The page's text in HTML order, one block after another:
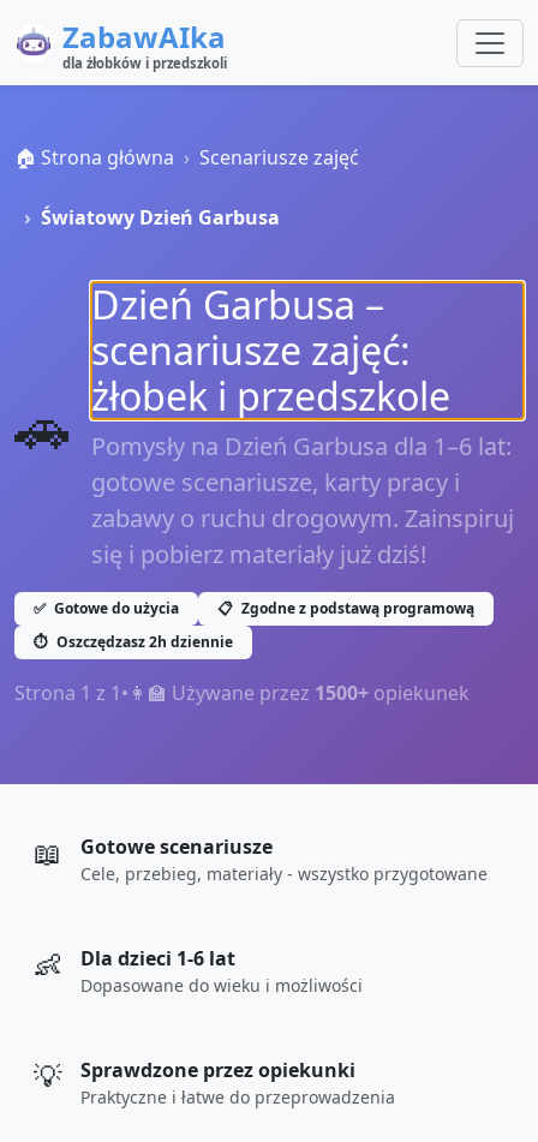
ZabawAIka
dla żłobków i przedszkoli
🏠 Strona główna Scenariusze zajęć
Światowy Dzień Garbusa
🚗
Dzień Garbusa –
scenariusze zajęć:
żłobek i przedszkole
Pomysły na Dzień Garbusa dla 1–6 lat:
gotowe scenariusze, karty pracy i
zabawy o ruchu drogowym. Zainspiruj
się i pobierz materiały już dziś!
✅ Gotowe do użycia 📋 Zgodne z podstawą programową
⏱️ Oszczędzasz 2h dziennie
Strona 1 z 1• 👩‍🏫 Używane przez 1500+ opiekunek
📖 Gotowe scenariusze
Cele, przebieg, materiały - wszystko przygotowane
👶 Dla dzieci 1-6 lat
Dopasowane do wieku i możliwości
💡 Sprawdzone przez opiekunki
Praktyczne i łatwe do przeprowadzenia